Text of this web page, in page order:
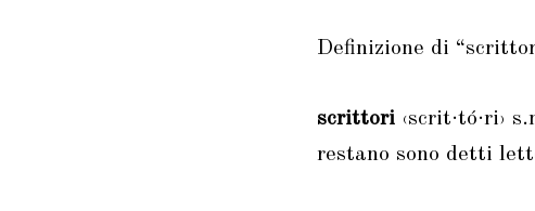
Definizione di
scrittori ‹scrit·tó·ri›
restano sono detti